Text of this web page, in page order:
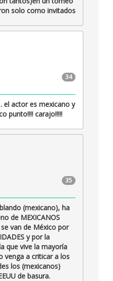
solo como invitados
34
el actor es mexicano y
punto!!!! carajo!!!!!
35
(mexicano), ha
de MEXICANOS
van de México por
y por la
que vive la mayoría
venga a criticar a los
los (mexicanos)
de basura.